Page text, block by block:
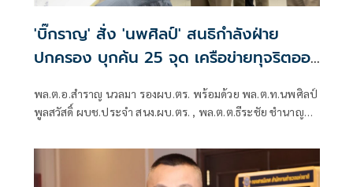
'บิ๊กราญ' สั่ง 'นพศิลป์' สนธิกำลังฝ่าย
ปกครอง บุกค้น 25 จุด เครือข่ายทุจริตออ
พล.ต.อ.สำราญ นวลมา รองผบ.ตร. พร้อมด้วย พล.ต.ท.นพศิลป์
พูลสวัสดิ์ ผบช.ประจำ สนง.ผบ.ตร. , พล.ต.ต.ธีระชัย ชำนาญ